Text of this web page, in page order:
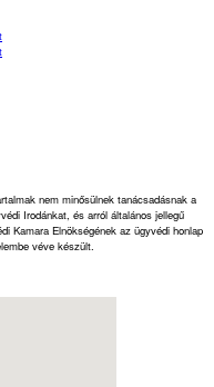
nem minősülnek tanácsadásnak a
Irodánkat, és arról általános jellegű
Kamara Elnökségének az ügyvédi honlap
véve készült.